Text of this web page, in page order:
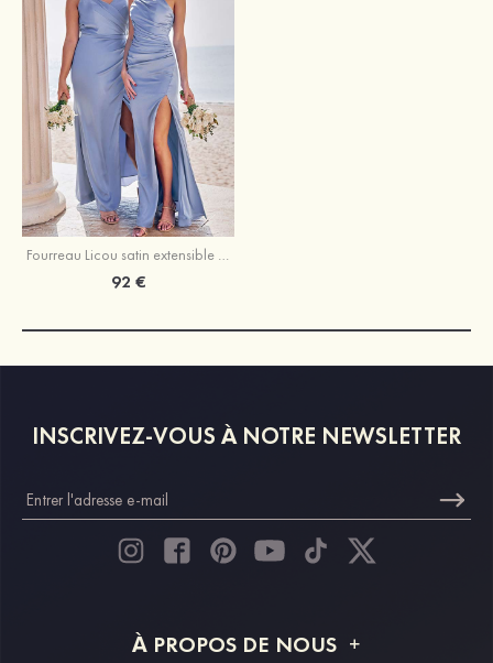
Fourreau Licou satin extensible ras du sol robe de demoiselle d'honneur
92 €
INSCRIVEZ-VOUS À NOTRE NEWSLETTER
À PROPOS DE NOUS